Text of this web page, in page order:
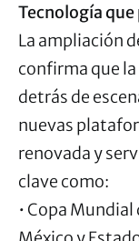
Tecnología
La ampliación
confirma que
detrás de
nuevas
renovada y
clave como:
• Copa